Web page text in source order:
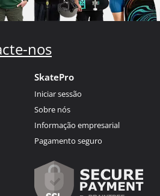
nos
SkatePro
Iniciar sessão
Sobre nós
Informação empresarial
Pagamento seguro